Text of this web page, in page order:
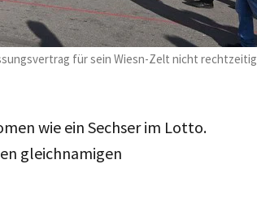
für sein Wiesn-Zelt nicht rechtzeitig
wie ein Sechser im Lotto.
gleichnamigen